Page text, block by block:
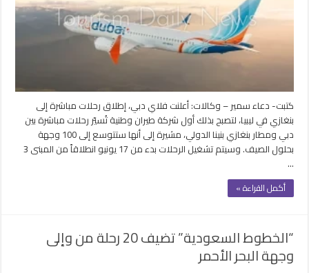
إلى
100
وجهة
خلال
موسم
مغلقة
كتبت- دعاء سمير – وكالات: أعلنت فلاي دبي، إطلاق رحلات مباشرة إلى
بنغازي في ليبيا، لتصبح بذلك أول شركة طيران وطنية تُسيّر رحلات مباشرة بين
دبي ومطار بنغازي بنينا الدولي، مشيرة إلى أنها ستتوسع إلى 100 وجهة
بحلول الصيف. وسيتم تشغيل الرحلات بدء من 17 يونيو انطلاقاً من المبنى 3
…
أكمل القراءة »
“الخطوط السعودية” تضيف 20 رحلة من وإلى
وجهة البحر الأحمر